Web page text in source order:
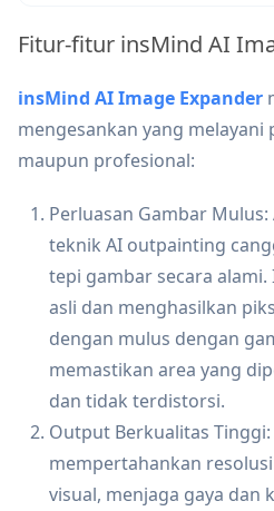
Fitur-fitur insMind AI
insMind AI Image Expander
mengesankan yang
maupun profesional:
Perluasan Gambar
teknik AI outpainting
tepi gambar secara
asli dan menghasilkan
dengan mulus dengan
memastikan area yang
dan tidak terdistorsi.
Output Berkualitas
mempertahankan
visual, menjaga gaya dan